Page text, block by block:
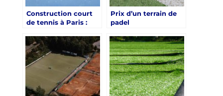
Construction court
de tennis à Paris :
options de service
tennis pour des
courts résistants aux
intempéries
Prix d’un terrain de
padel